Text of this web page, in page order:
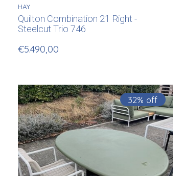
HAY
Quilton Combination 21 Right -
Steelcut Trio 746
€5.490,00
32% off